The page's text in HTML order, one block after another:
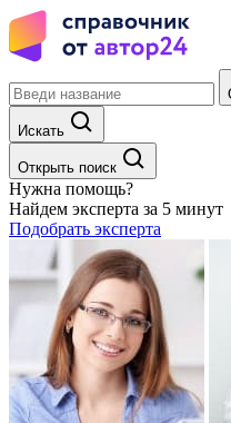
Искать
Открыть поиск
Нужна помощь?
Найдем эксперта за 5 минут
Подобрать эксперта